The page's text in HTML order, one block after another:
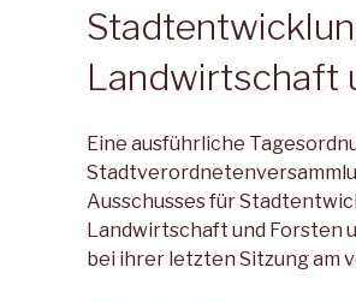
Landwirtschaft
Eine ausführliche
Ausschusses für
Landwirtschaft und Forsten
bei ihrer letzten Sitzung am